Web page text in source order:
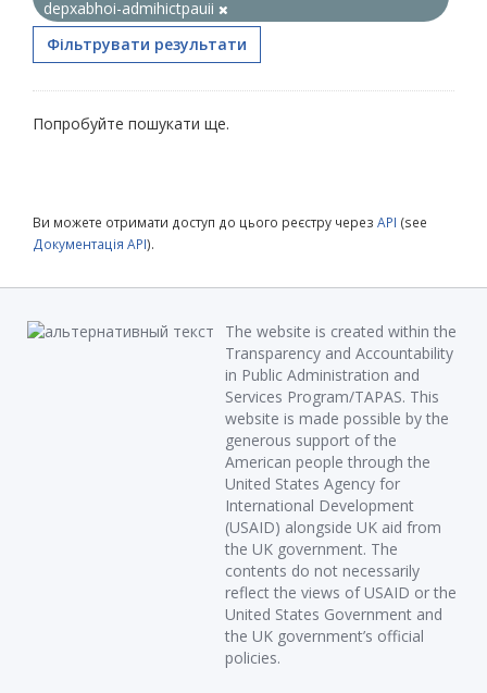
depxabhoi-admihictpauii
Фільтрувати результати
Попробуйте пошукати ще.
Ви можете отримати доступ до цього реєстру через API (see
Документація API).
The website is created within the
Transparency and Accountability
in Public Administration and
Services Program/TAPAS. This
website is made possible by the
generous support of the
American people through the
United States Agency for
International Development
(USAID) alongside UK aid from
the UK government. The
contents do not necessarily
reflect the views of USAID or the
United States Government and
the UK government’s official
policies.